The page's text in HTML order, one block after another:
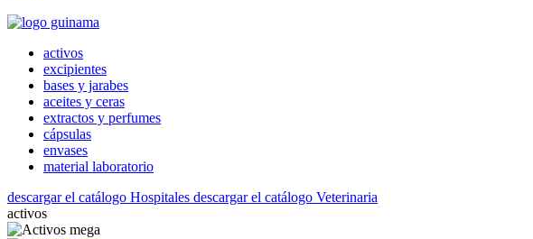
activos
excipientes
bases y jarabes
aceites y ceras
extractos y perfumes
cápsulas
envases
material laboratorio
descargar el catálogo Hospitales descargar el catálogo Veterinaria
activos